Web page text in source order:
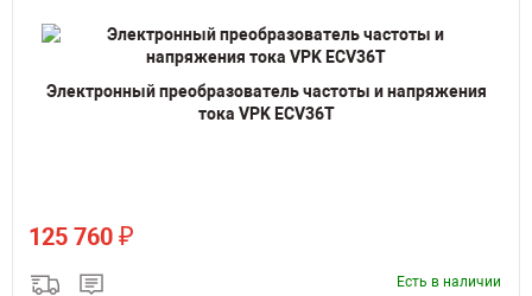
Электронный преобразователь частоты и напряжения
тока VPK ECV36T
125 760 ₽
Есть в наличии